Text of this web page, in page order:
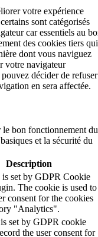
votre expérience
sont catégorisés
car essentiels au
des cookies tiers qui
dont vous naviguez
votre navigateur
décider de refuser
en sera affectée.
le bon fonctionnement du
et la sécurité du
Description
set by GDPR Cookie
The cookie is used to
consent for the cookies
"Analytics".
set by GDPR cookie
the user consent for